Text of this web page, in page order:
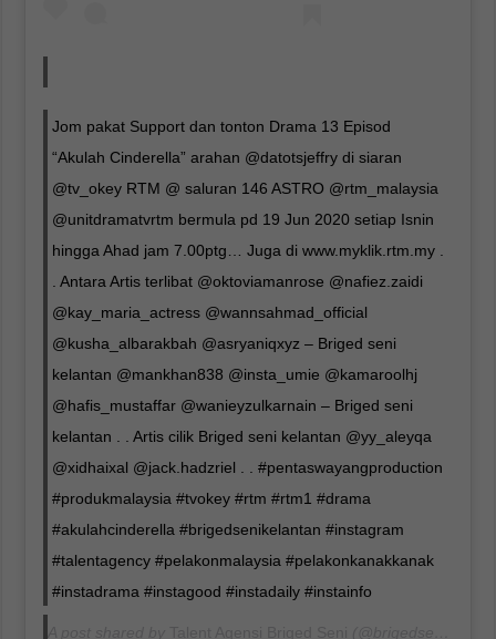
Jom pakat Support dan tonton Drama 13 Episod
“Akulah Cinderella” arahan @datotsjeffry di siaran
@tv_okey RTM @ saluran 146 ASTRO @rtm_malaysia
@unitdramatvrtm bermula pd 19 Jun 2020 setiap Isnin
hingga Ahad jam 7.00ptg… Juga di www.myklik.rtm.my .
. Antara Artis terlibat @oktoviamanrose @nafiez.zaidi
@kay_maria_actress @wannsahmad_official
@kusha_albarakbah @asryaniqxyz – Briged seni
kelantan @mankhan838 @insta_umie @kamaroolhj
@hafis_mustaffar @wanieyzulkarnain – Briged seni
kelantan . . Artis cilik Briged seni kelantan @yy_aleyqa
@xidhaixal @jack.hadzriel . . #pentaswayangproduction
#produkmalaysia #tvokey #rtm #rtm1 #drama
#akulahcinderella #brigedsenikelantan #instagram
#talentagency #pelakonmalaysia #pelakonkanakkanak
#instadrama #instagood #instadaily #instainfo